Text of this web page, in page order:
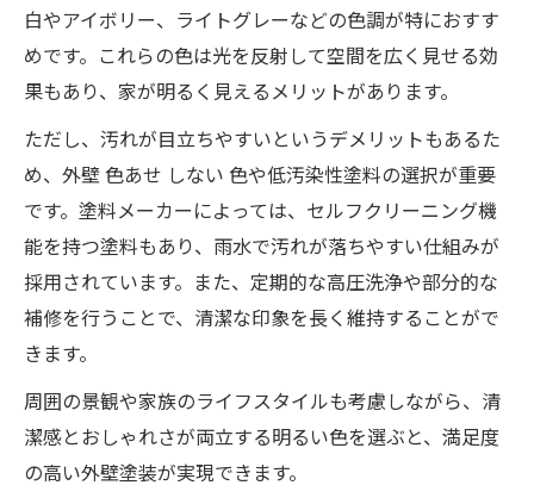
白やアイボリー、ライトグレーなどの色調が特におすす
めです。これらの色は光を反射して空間を広く見せる効
果もあり、家が明るく見えるメリットがあります。
ただし、汚れが目立ちやすいというデメリットもあるた
め、外壁 色あせ しない 色や低汚染性塗料の選択が重要
です。塗料メーカーによっては、セルフクリーニング機
能を持つ塗料もあり、雨水で汚れが落ちやすい仕組みが
採用されています。また、定期的な高圧洗浄や部分的な
補修を行うことで、清潔な印象を長く維持することがで
きます。
周囲の景観や家族のライフスタイルも考慮しながら、清
潔感とおしゃれさが両立する明るい色を選ぶと、満足度
の高い外壁塗装が実現できます。